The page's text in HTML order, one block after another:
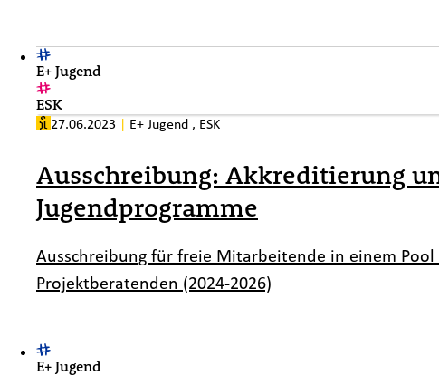
E+ Jugend
ESK
27.06.2023 | E+ Jugend , ESK
Ausschreibung: Akkreditierung
Jugendprogramme
Ausschreibung für freie Mitarbeitende in einem
Projektberatenden (2024-2026)
E+ Jugend